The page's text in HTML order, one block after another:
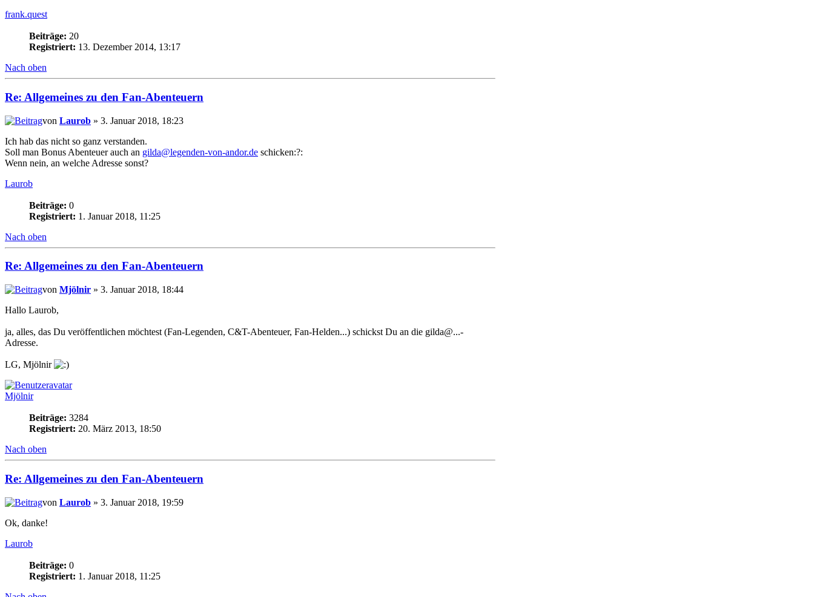
frank.quest
Beiträge: 20
Registriert: 13. Dezember 2014, 13:17
Nach oben
Re: Allgemeines zu den Fan-Abenteuern
von Laurob » 3. Januar 2018, 18:23
Ich hab das nicht so ganz verstanden.
Soll man Bonus Abenteuer auch an gilda@legenden-von-andor.de schicken:?:
Wenn nein, an welche Adresse sonst?
Laurob
Beiträge: 0
Registriert: 1. Januar 2018, 11:25
Nach oben
Re: Allgemeines zu den Fan-Abenteuern
von Mjölnir » 3. Januar 2018, 18:44
Hallo Laurob,
ja, alles, das Du veröffentlichen möchtest (Fan-Legenden, C&T-Abenteuer, Fan-Helden...) schickst Du an die gilda@...-
Adresse.
LG, Mjölnir
Mjölnir
Beiträge: 3284
Registriert: 20. März 2013, 18:50
Nach oben
Re: Allgemeines zu den Fan-Abenteuern
von Laurob » 3. Januar 2018, 19:59
Ok, danke!
Laurob
Beiträge: 0
Registriert: 1. Januar 2018, 11:25